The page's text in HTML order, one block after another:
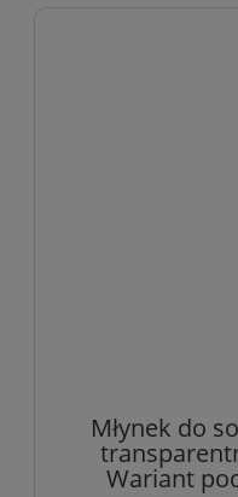
Młynek do
Wariant